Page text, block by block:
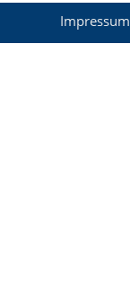
Impressum